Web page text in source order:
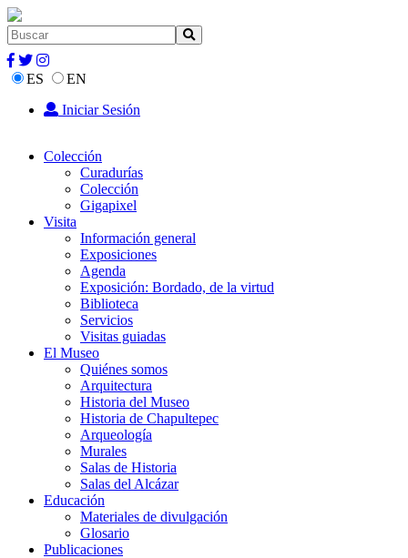
ES
EN
Iniciar Sesión
Colección
Curadurías
Colección
Gigapixel
Visita
Información general
Exposiciones
Agenda
Exposición: Bordado, de la virtud
Biblioteca
Servicios
Visitas guiadas
El Museo
Quiénes somos
Arquitectura
Historia del Museo
Historia de Chapultepec
Arqueología
Murales
Salas de Historia
Salas del Alcázar
Educación
Materiales de divulgación
Glosario
Publicaciones